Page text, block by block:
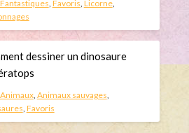
Fantastiques, Favoris, Licorne,
dessiner un dinosaure
Animaux, Animaux sauvages,
, Favoris